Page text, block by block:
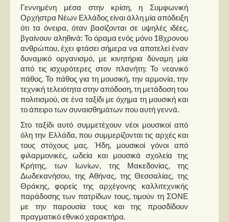
Blog
Γεννημένη μέσα στην κρίση, η Συμφωνική
Ορχήστρα Νέων Ελλάδος είναι άλλη μία απόδειξη
ότι τα όνειρα, όταν βασίζονται σε υψηλές ιδέες,
βγαίνουν αληθινά: Το όραμα ενός μόνο 18χρονου
ανθρώπου, έχει φτάσει σήμερα να αποτελεί έναν
δυναμικό οργανισμό, με κινητήρια δύναμη μία
από τις ισχυρότερες στον πλανήτη: Το νεανικό
πάθος. Το πάθος για τη μουσική, την αρμονία, την
τεχνική τελειότητα στην απόδοση, τη μετάδοση του
πολιτισμού, σε ένα ταξίδι με όχημα τη μουσική και
το άπειρο των συναισθημάτων που αυτή γεννά.
Στο ταξίδι αυτό συμμετέχουν νέοι μουσικοί από
όλη την Ελλάδα, που συμμερίζονται τις αρχές και
τους στόχους μας. Ήδη, μουσικοί γόνοι από
φιλαρμονικές, ωδεία και μουσικά σχολεία της
Κρήτης, των Ιωνίων, της Μακεδονίας, της
Δωδεκανήσου, της Αθήνας, της Θεσσαλίας, της
Θράκης, φορείς της αρχέγονης καλλιτεχνικής
παράδοσης των πατρίδων τους, τιμούν τη ΣΟΝΕ
με την παρουσία τους και της προσδίδουν
πραγματικό εθνικό χαρακτήρα.